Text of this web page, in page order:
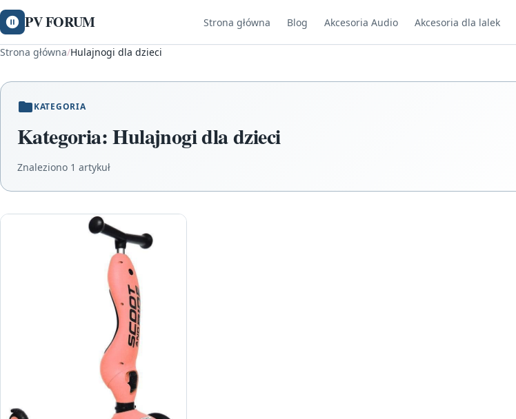
PV FORUM Strona główna Blog Akcesoria Audio Akcesoria dla lalek
Strona główna/Hulajnogi dla dzieci
KATEGORIA
Kategoria:Hulajnogi dla dzieci
Znaleziono 1 artykuł